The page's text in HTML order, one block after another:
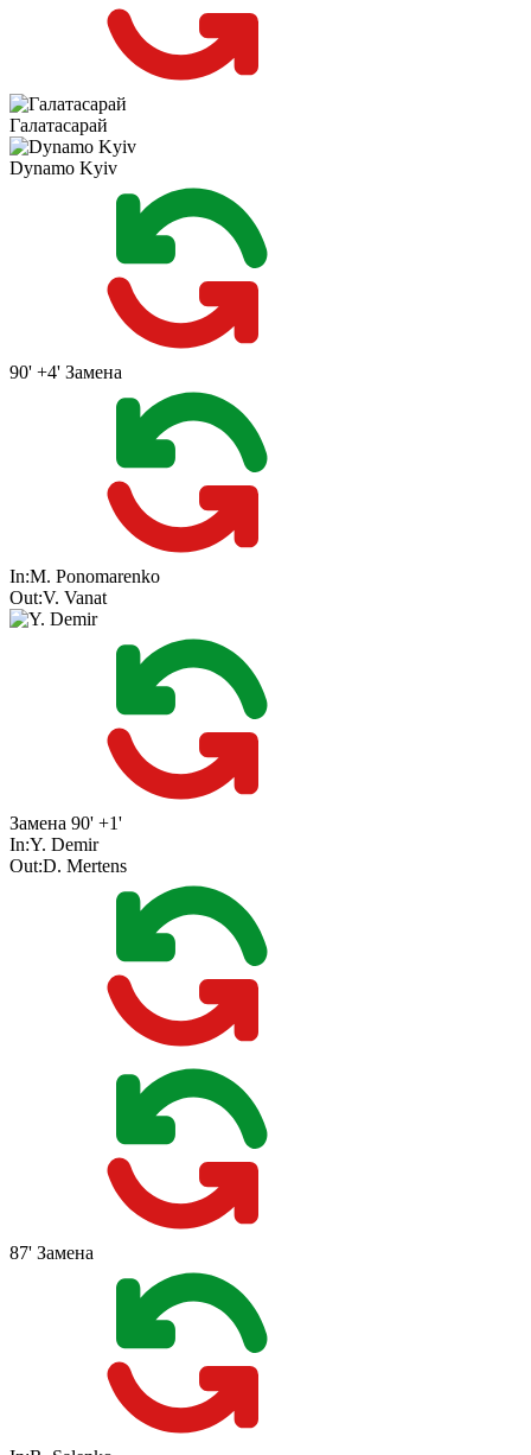
Галатасарай
Dynamo Kyiv
90' +4' Замена
In:M. Ponomarenko
Out:V. Vanat
Замена 90' +1'
In:Y. Demir
Out:D. Mertens
87' Замена